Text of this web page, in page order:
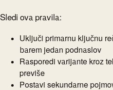
Sledi ova pravila:
Uključi primarnu ključnu
barem jedan podnaslov
Rasporedi varijante kroz
previše
Postavi sekundarne